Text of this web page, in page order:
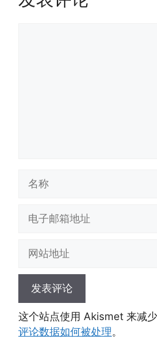
地
地
这个站点使用 Akismet 来减少
评论数据如何被处理。